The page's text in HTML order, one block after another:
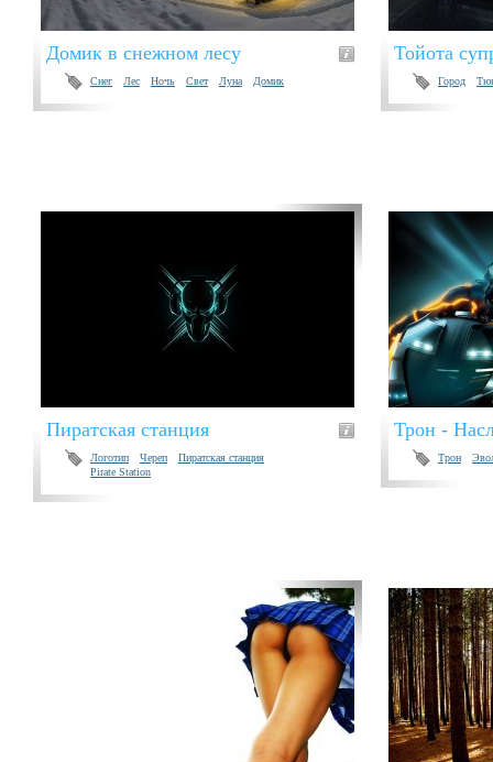
Домик в снежном лесу
Снег Лес Ночь Свет Луна Домик
Тойота
Город
Пиратская станция
Логотип Череп
Пиратская станция
Pirate Station
Трон -
Трон